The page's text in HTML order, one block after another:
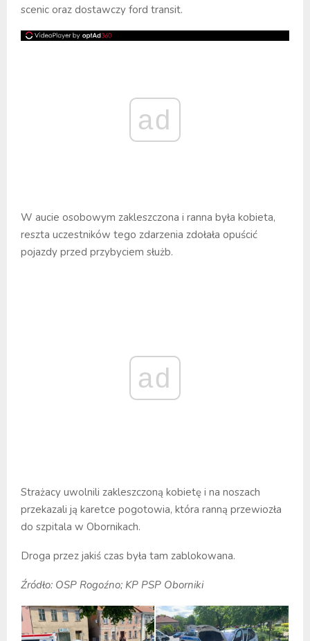
scenic oraz dostawczy ford transit.
ad
W aucie osobowym zakleszczona i ranna była kobieta,
reszta uczestników tego zdarzenia zdołała opuścić
pojazdy przed przybyciem służb.
ad
Strażacy uwolnili zakleszczoną kobietę i na noszach
przekazali ją karetce pogotowia, która ranną przewiozła
do szpitala w Obornikach.
Droga przez jakiś czas była tam zablokowana.
Źródło: OSP Rogoźno; KP PSP Oborniki